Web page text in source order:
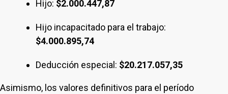
Hijo: $2.000.447,87
Hijo incapacitado para el trabajo:
$4.000.895,74
Deducción especial: $20.217.057,35
Asimismo, los valores definitivos para el período